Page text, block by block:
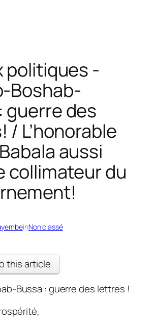
politiques -
Boshab-
guerre des
/ L’honorable
aussi
collimateur du
inNon classé
this article
Bussa : guerre des lettres !